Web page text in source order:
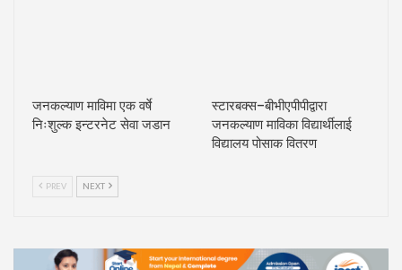
जनकल्याण माविमा एक वर्षे
निःशुल्क इन्टरनेट सेवा जडान
स्टारबक्स–बीभीएपीपीद्वारा
जनकल्याण माविका विद्यार्थीलाई
विद्यालय पोसाक वितरण
PREV NEXT